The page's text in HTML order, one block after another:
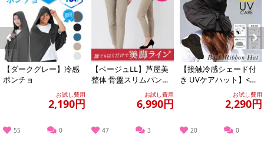
のでご了承ください。
【キャンセルについて】
※お申込み後のキャンセルはお受けできません。
記載されている内容を必ずご確認いただき、お届けする商品セット
にご納得いただきましたうえでお申し込みください。
※パッケージ変更や商品リニューアル（成分など含む）等により、
参考の掲載画像や画像内のバーコードなど、お届け商品と多少異な
また、[新たな加工食品の原料原産地表示制度]の経過措置期間の終
Previous
【ダークグレー】冷感
ポンチョ
お試し費用
2,190円
55 0
【ベージュLL】芦屋美
整体 骨盤スリムパンツ
お試し費用
6,990円
47 3
【接触冷感シェード付
き UVケアハット】<ブ
ラック >あご紐つきのお
しゃれなツバ...
お試し費用
2,290円
20 0
Next